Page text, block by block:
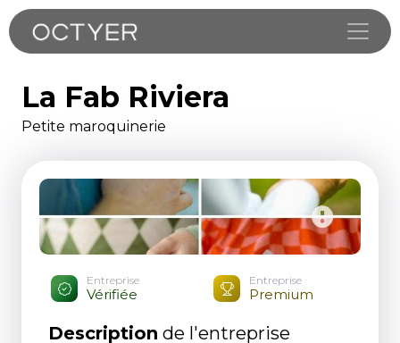
La Fab Riviera
Petite maroquinerie
Entreprise
Vérifiée
Entreprise
Premium
Description de l'entreprise